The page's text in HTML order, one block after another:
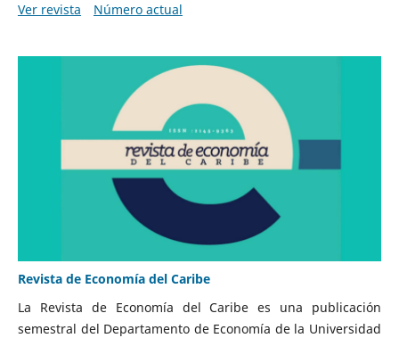
Ver revista
Número actual
Revista de Economía del Caribe
La Revista de Economía del Caribe es una publicación
semestral del Departamento de Economía de la Universidad